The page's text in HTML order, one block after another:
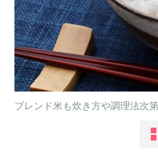
ブレンド米も炊き方や調理法次